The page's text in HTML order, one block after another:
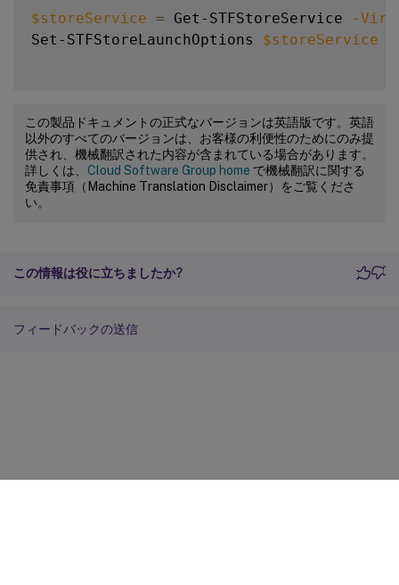
$storeService = Get-STFStoreService
-
Set-STFStoreLaunchOptions $storeService
この製品ドキュメントの正式なバージョンは英語版です。英語
以外のすべてのバージョンは、お客様の利便性のためにのみ提
供され、機械翻訳された内容が含まれている場合があります。
詳しくは、 Cloud Software Group home で機械翻訳に関する
免責事項（Machine Translation Disclaimer）をご覧くださ
い。
この情報は役に立ちましたか?
フィードバックの送信